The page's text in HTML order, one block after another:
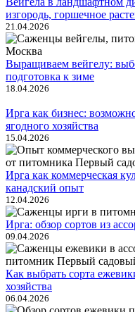
изгородь, горшечное
21.04.2026
Выращиваем вейгелу:
подготовка к зиме
18.04.2026
Ирга как бизнес:
ягодного хозяйства
15.04.2026
Ирга как коммерческая
канадский опыт
12.04.2026
Ирга: обзор сортов из
09.04.2026
Как выбрать сорта
хозяйства
06.04.2026